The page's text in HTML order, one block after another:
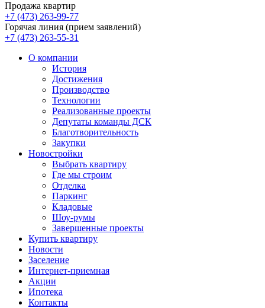
Продажа квартир
+7 (473) 263-99-77
Горячая линия (прием заявлений)
+7 (473) 263-55-31
О компании
История
Достижения
Производство
Технологии
Реализованные проекты
Депутаты команды ДСК
Благотворительность
Закупки
Новостройки
Выбрать квартиру
Где мы строим
Отделка
Паркинг
Кладовые
Шоу-румы
Завершенные проекты
Купить квартиру
Новости
Заселение
Интернет-приемная
Акции
Ипотека
Контакты